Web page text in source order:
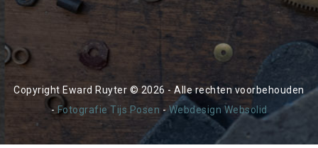
Copyright Eward Ruyter © 2026 - Alle rechten voorbehouden
- Fotografie Tijs Posen -Webdesign Websolid